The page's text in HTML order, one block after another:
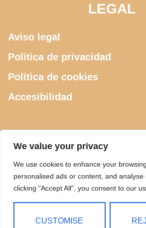
We value your privacy
We use cookies to enhance your
personalised ads or content, and analyse
clicking "Accept All", you consent to our
CUSTOMISE
LEGAL
Aviso legal
Política de privacidad
Política de cookies
Accesibilidad
CONTACTO
615 505 289
ciclosdeusto@gmail.com